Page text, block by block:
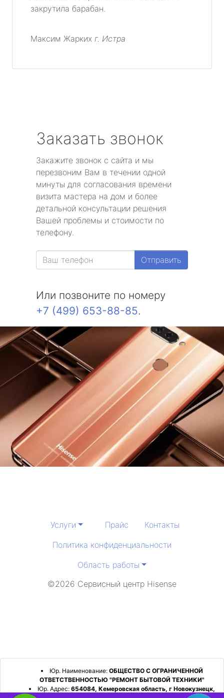
закрутила барабан.
Максим Жарких г. Истра
Заказать звонок
Закажите звонок с сайта и мы
перезвоним Вам в течении одной
минуты для согласования времени
визита мастера на дом и более
детальной консультации решения
Вашей проблемы и стоимости по
телефону.
Отправить
Или позвоните по номеру
+7 (499) 653-88-85.
Услуги Прайс
Контакты
Политика конфиденциальности
Область работы
©2026 Сервисный центр Hisense
Юр. Наименование: ОБЩЕСТВО С ОГРАНИЧЕННОЙ
ОТВЕТСТВЕННОСТЬЮ "РЕМОНТ БЫТОВОЙ ТЕХНИКИ"
Юр. Адрес: 654084, Кемеровская область, г Новокузнецк,